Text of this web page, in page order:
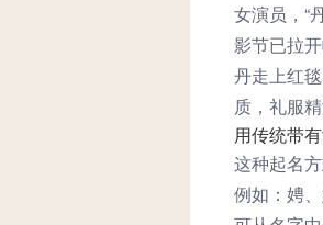
女演员，“
影节已拉
丹走上红
质，礼服
用传统带
这种起名
例如：娉